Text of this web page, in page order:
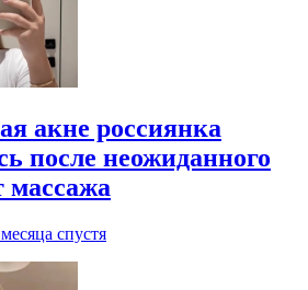
акне россиянка
после неожиданного
массажа
спустя